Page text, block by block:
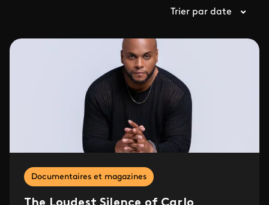
Trier par date
Documentaires et magazines